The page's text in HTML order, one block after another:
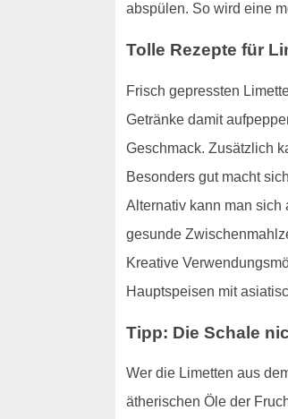
abspülen. So wird eine
Tolle Rezepte für
Frisch gepressten
Getränke damit
Geschmack. Zusätzlich
Besonders gut macht
Alternativ kann man sich
gesunde
Kreative
Hauptspeisen mit
Tipp: Die Schale
Wer die Limetten aus
ätherischen Öle der